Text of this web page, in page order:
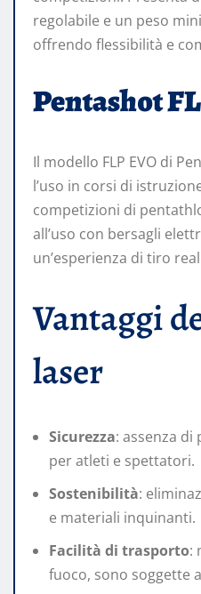
regolabile e un peso
offrendo flessibilità e
Pentashot
Il modello FLP EVO di
l’uso in corsi di
competizioni di
all’uso con bersagli
un’esperienza di tiro
Vantaggi
laser
Sicurezza: assenza
per atleti e spettatori.
Sostenibilità:
e materiali inquinanti.
Facilità di trasporto:
fuoco, sono soggette